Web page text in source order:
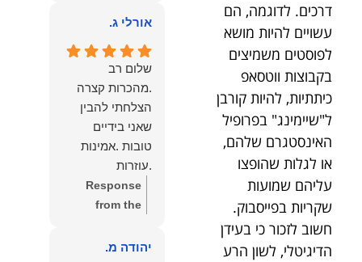
דרכים. לדוגמה, הם
עשויים להיות מושא
לפוסטים משמיצים
בקבוצות ווטסאפ
כיתתיות, להיות קורבן
ל"שיימינג" בפרופיל
האינסטגרם שלהם,
או לגלות שהופצו
עליהם שמועות
שקריות בפייסבוק.
חשוב לזכור כי בעידן
הדיגיטלי, לשון הרע
הלב לכל מי
שמחפש עורך דין
מקצועי, אמין
ומסור.
הוא שלנו.
אורלי ג.
שלום רב
.מהכרות קצרה
הצלחתי להבין
שאני בידיים
טובות .אמינות
.עוזרות
.ומקשיבות .אין לי
מילים להודות
העוצמות
Response
from the
רבה על המילים
יהודה מ.